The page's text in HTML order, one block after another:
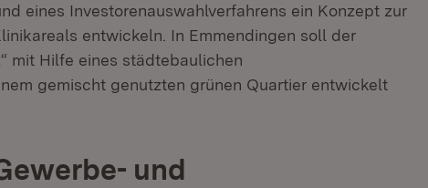
eines Investorenauswahlverfahrens ein Konzept zur
entwickeln. In Emmendingen soll der
mit Hilfe eines städtebaulichen
gemischt genutzten grünen Quartier entwickelt
und